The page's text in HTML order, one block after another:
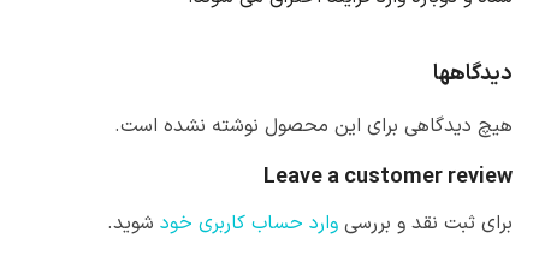
دیدگاهها
هیچ دیدگاهی برای این محصول نوشته نشده است.
Leave a customer review
برای ثبت نقد و بررسیوارد حساب کاربری خود شوید.